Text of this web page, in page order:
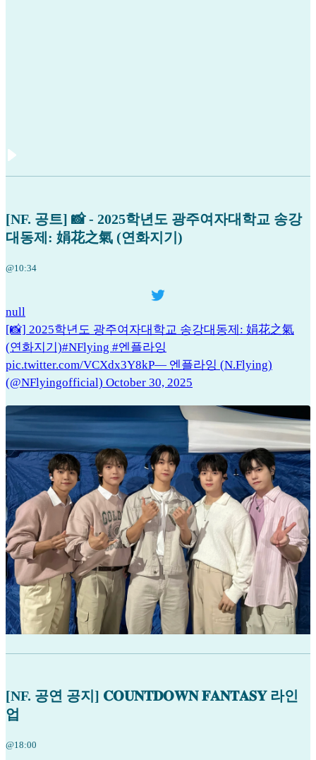
[NF. 공트] 📸 - 2025학년도 광주여자대학교 송강
대동제: 娟花之氣 (연화지기)
@10:34
null
[📸] 2025학년도 광주여자대학교 송강대동제: 娟花之氣
(연화지기)#NFlying #엔플라잉
pic.twitter.com/VCXdx3Y8kP— 엔플라잉 (N.Flying)
(@NFlyingofficial) October 30, 2025
[NF. 공연 공지] 𝐂𝐎𝐔𝐍𝐓𝐃𝐎𝐖𝐍 𝐅𝐀𝐍𝐓𝐀𝐒𝐘 라인
업
@18:00